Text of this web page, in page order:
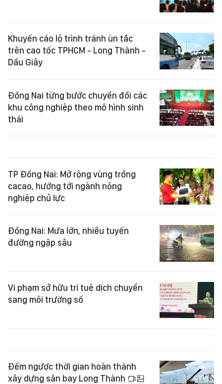
Khuyến cáo lộ trình tránh ùn tắc
trên cao tốc TPHCM - Long Thành -
Dầu Giây
Đồng Nai từng bước chuyển đổi các
khu công nghiệp theo mô hình sinh
thái
TP Đồng Nai: Mở rộng vùng trồng
cacao, hướng tới ngành nông
nghiệp chủ lực
Đồng Nai: Mưa lớn, nhiều tuyến
đường ngập sâu
Vi phạm sở hữu trí tuệ dịch chuyển
sang môi trường số
Đếm ngược thời gian hoàn thành
xây dựng sân bay Long Thành